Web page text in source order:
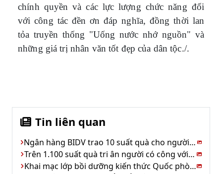
chính quyền và các lực lượng chức năng đối
với công tác đền ơn đáp nghĩa, đồng thời lan
tỏa truyền thống "Uống nước nhớ nguồn" và
những giá trị nhân văn tốt đẹp của dân tộc./.
Tin liên quan
Ngân hàng BIDV trao 10 suất quà cho người có công xã Kim Hoa
Trên 1.100 suất quà tri ân người có công với cách mạng
Khai mạc lớp bồi dưỡng kiến thức Quốc phòng &An ninh